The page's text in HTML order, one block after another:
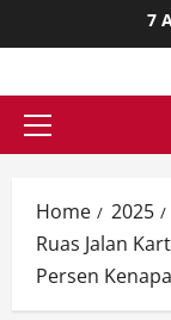
to
7
Primary
Home 2025
Ruas Jalan
Persen